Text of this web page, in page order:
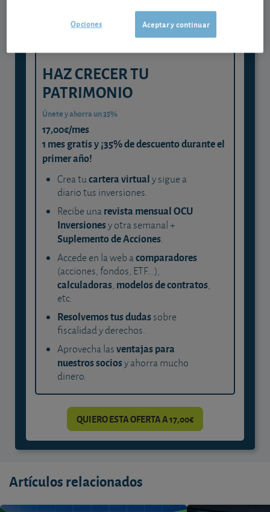
HAZ CRECER TU
PATRIMONIO
Únete y ahorra un 35%
17,00€/mes
1 mes gratis y ¡35% de descuento durante el
primer año!
Crea tucartera virtualy sigue a
diario tus inversiones.
Recibe unarevista mensual OCU
Inversionesy otra semanal +
Suplemento de Acciones.
Accede en la web acomparadores
(acciones, fondos, ETF...),
calculadoras, modelos de contratos,
etc.
Resolvemos tus dudassobre
fiscalidad y derechos.
Aprovecha lasventajas para
nuestros sociosy ahorra mucho
dinero.
QUIERO ESTA OFERTA A 17,00€
Artículos relacionados
Aceptar y continuar
Opciones